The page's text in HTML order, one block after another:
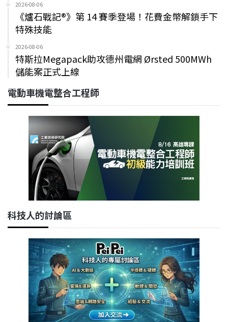
2026-08-06
《爐石戰記®》第 14 賽季登場！花費金幣解鎖手下
特殊技能
2026-08-06
特斯拉Megapack助攻德州電網 Ørsted 500MWh
儲能案正式上線
電動車機電整合工程師
科技人的討論區